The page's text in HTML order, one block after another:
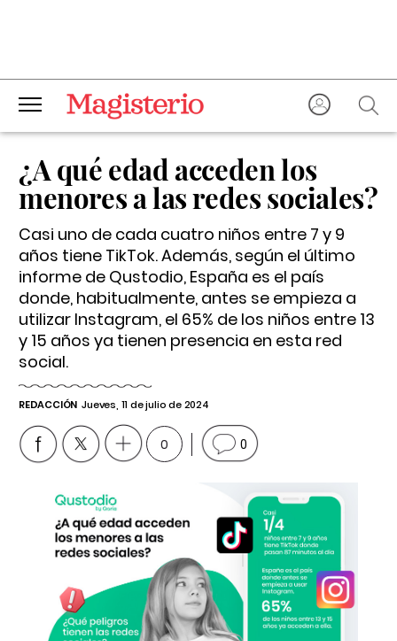
¿A qué edad acceden los
menores a las redes sociales?
Casi uno de cada cuatro niños entre 7 y 9
años tiene TikTok. Además, según el último
informe de Qustodio, España es el país
donde, habitualmente, antes se empieza a
utilizar Instagram, el 65% de los niños entre 13
y 15 años ya tienen presencia en esta red
social.
REDACCIÓN Jueves, 11 de julio de 2024
0 0